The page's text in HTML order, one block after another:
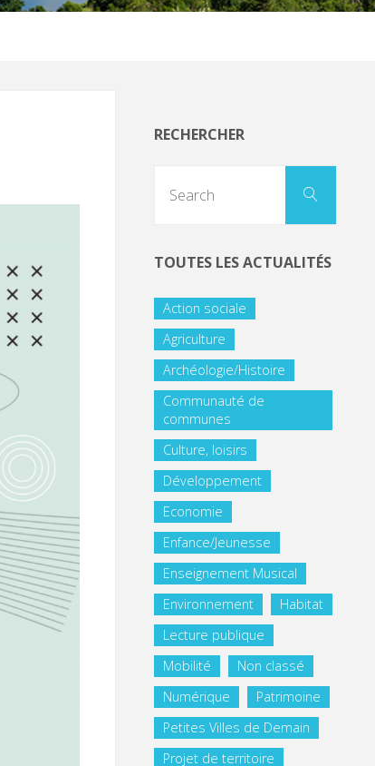
RECHERCHER
TOUTES LES ACTUALITÉS
Action sociale
Agriculture
Archéologie/Histoire
Communauté de
communes
Culture, loisirs
Développement
Economie
Enfance/Jeunesse
Enseignement Musical
Environnement
Habitat
Lecture publique
Mobilité
Non classé
Numérique
Patrimoine
Petites Villes de Demain
Projet de territoire